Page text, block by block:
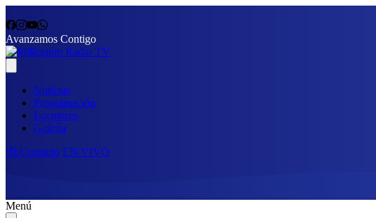
Avanzamos Contigo
Noticias
Programación
Locutores
Galería
📩 Contacto EN VIVO
Menú